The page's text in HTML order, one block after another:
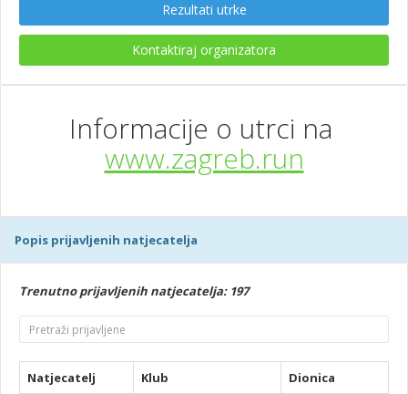
Rezultati utrke
Kontaktiraj organizatora
Informacije o utrci na
www.zagreb.run
Popis prijavljenih natjecatelja
Trenutno prijavljenih natjecatelja: 197
Natjecatelj Klub
Dionica